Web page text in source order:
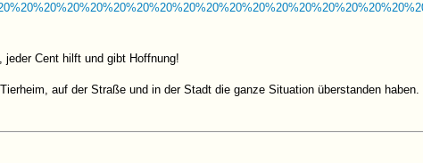
jeder Cent hilft und gibt Hoffnung!
auf der Straße und in der Stadt die ganze Situation überstanden